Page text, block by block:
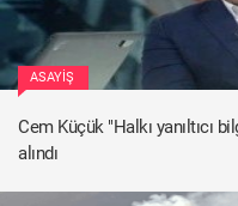
ASAYIŞ
Cem Küçük "Halkı yanıltıcı
alındı